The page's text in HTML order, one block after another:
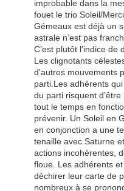
improbable dans la
fouet le trio Soleil/
Gémeaux est déjà un
astrale n’est pas
C’est plutôt l’indice
Les clignotants
d'autres mouvements
parti.Les adhérents
du parti risquent
tout le temps en
prévenir. Un Soleil en
en conjonction a une
tenaille avec Saturne
actions incohérentes,
floue. Les adhérents
déchirer leur carte de
nombreux à se